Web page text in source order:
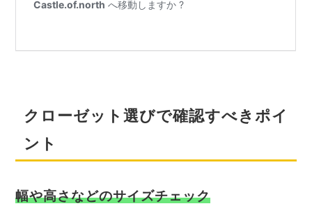
クローゼット選びで確認すべきポイ
ント
幅や高さなどのサイズチェック